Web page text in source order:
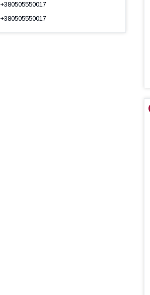
+380505550017
+380505550017